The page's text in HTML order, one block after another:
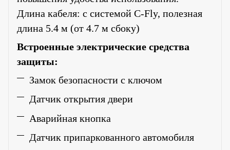
Длина кабеля: с системой C-Fly, полезная
длина 5.4 м (от 4.7 м сбоку)
Встроенные электрические средства
защиты:
Замок безопасности с ключом
Датчик открытия двери
Аварийная кнопка
Датчик припаркованного автомобиля